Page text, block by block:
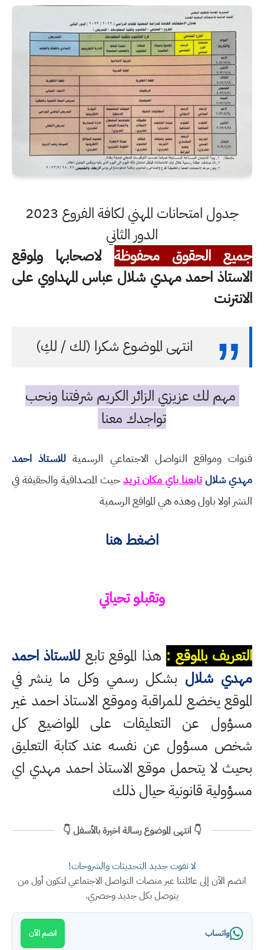
جدول امتحانات المهني لكافة الفروع 2023
الدور الثاني
جميع الحقوق محفوظة لاصحابها ولموقع
الاستاذ احمد مهدي شلال عباس المهداوي على
الانترنت
انتهى الموضوع شكرا (لك / لكِ)
مهم لك عزيزي الزائر الكريم شرفتنا ونحب
تواجدك معنا
قنوات ومواقع التواصل الاجتماعي الرسمية للاستاذ احمد
مهدي شلالتابعنا باي مكان تريدحيث المصداقية والحقيقة في
النشر اولا باول وهذه هي المواقع الرسمية
اضغط هنا
وتقبلو تحياتي
التعريف بالموقع : هذا الموقع تابع للاستاذ احمد
مهدي شلال بشكل رسمي وكل ما ينشر في
الموقع يخضع للمراقبة وموقع الاستاذ احمد غير
مسؤول عن التعليقات على المواضيع كل
شخص مسؤول عن نفسه عند كتابة التعليق
بحيث لا يتحمل موقع الاستاذ احمد مهدي اي
مسؤولية قانونية حيال ذلك
👇 انتهى الموضوع رسالة اخيرة بالأسفل 👇
لا تفوت جديد التحديثات والشروحات!
انضم الآن إلى عائلتنا عبر منصات التواصل الاجتماعي لتكون أول من
يتوصل بكل جديد وحصري.
واتساب انضم الآن